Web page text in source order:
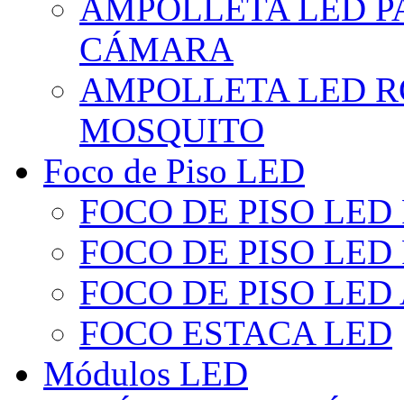
AMPOLLETA LED
CÁMARA
AMPOLLETA LED
MOSQUITO
Foco de Piso LED
FOCO DE PISO
FOCO DE PISO
FOCO DE PISO
FOCO ESTACA LED
Módulos LED